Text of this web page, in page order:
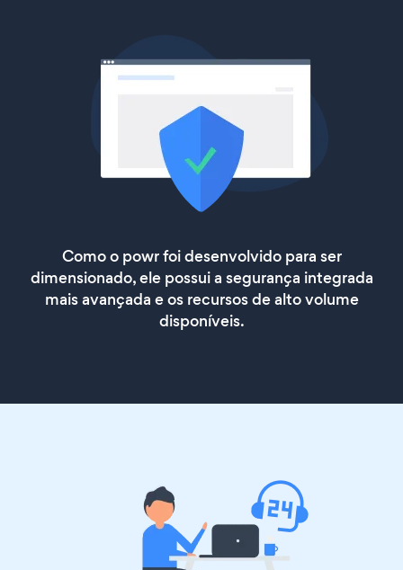
Como o powr foi desenvolvido para ser
dimensionado, ele possui a segurança integrada
mais avançada e os recursos de alto volume
disponíveis.